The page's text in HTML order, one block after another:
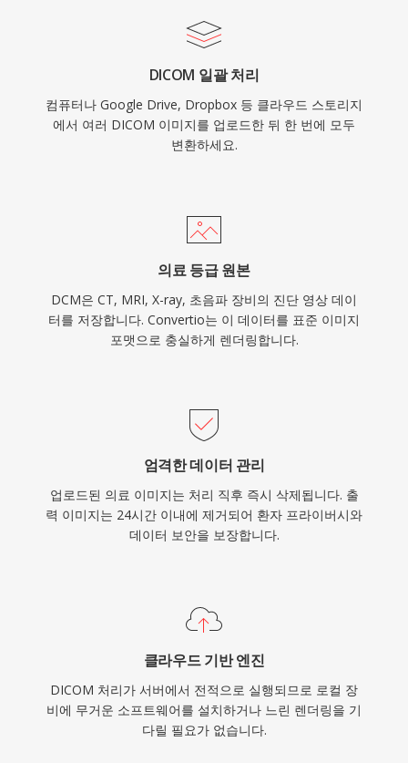
DICOM 일괄 처리
컴퓨터나 Google Drive, Dropbox 등 클라우드 스토리지
에서 여러 DICOM 이미지를 업로드한 뒤 한 번에 모두
변환하세요.
의료 등급 원본
DCM은 CT, MRI, X-ray, 초음파 장비의 진단 영상 데이
터를 저장합니다. Convertio는 이 데이터를 표준 이미지
포맷으로 충실하게 렌더링합니다.
엄격한 데이터 관리
업로드된 의료 이미지는 처리 직후 즉시 삭제됩니다. 출
력 이미지는 24시간 이내에 제거되어 환자 프라이버시와
데이터 보안을 보장합니다.
클라우드 기반 엔진
DICOM 처리가 서버에서 전적으로 실행되므로 로컬 장
비에 무거운 소프트웨어를 설치하거나 느린 렌더링을 기
다릴 필요가 없습니다.